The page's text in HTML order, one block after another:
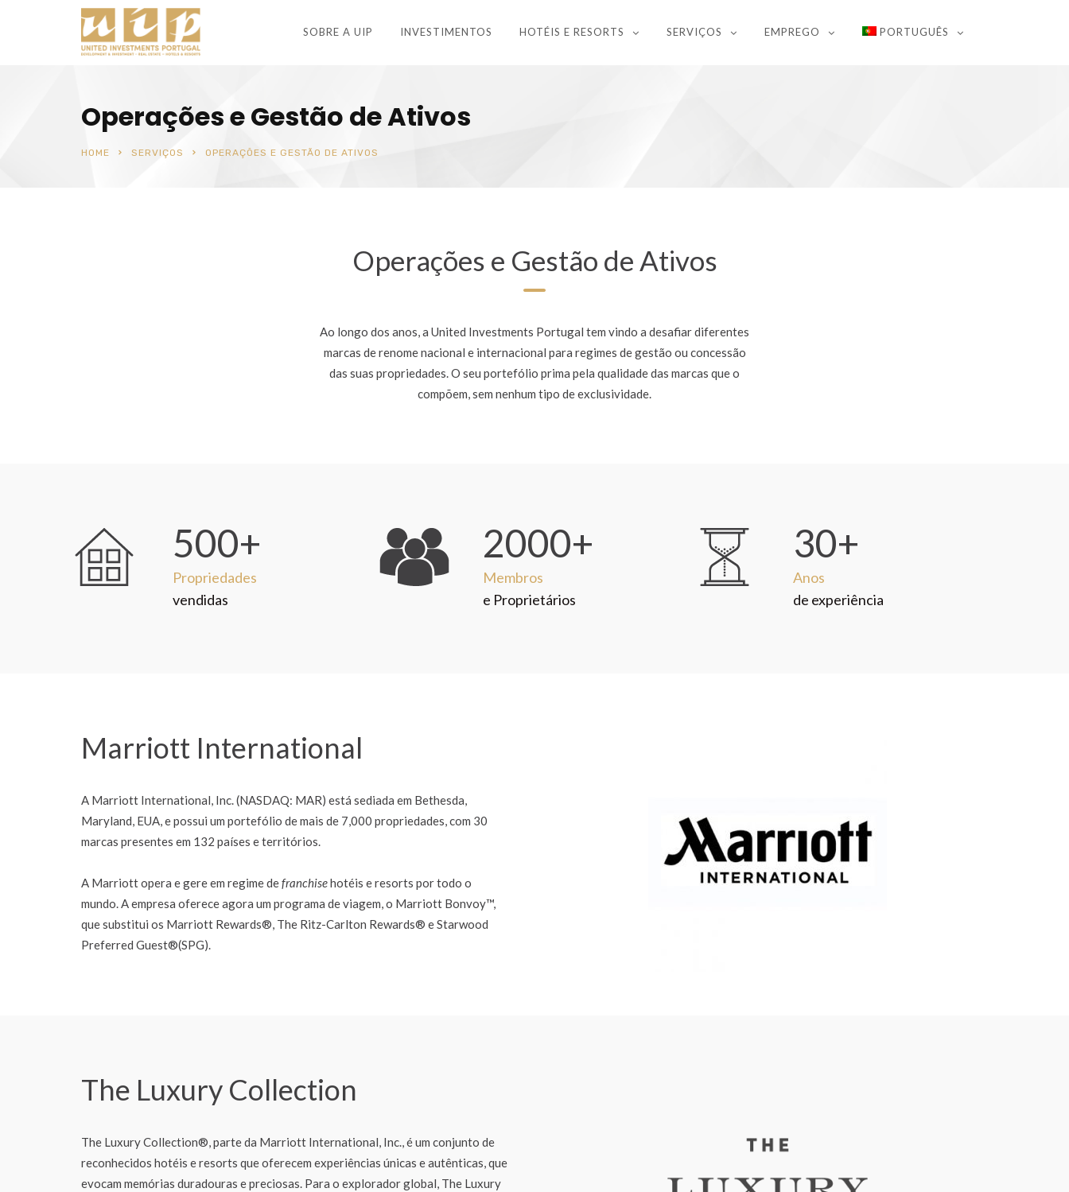
SOBRE A UIP INVESTIMENTOS HOTÉIS E RESORTS SERVIÇOS EMPREGO PORTUGUÊS
Operações e Gestão de Ativos
HOME SERVIÇOS OPERAÇÕES E GESTÃO DE ATIVOS
Operações e Gestão de Ativos
Ao longo dos anos, a United Investments Portugal tem vindo a desafiar diferentes
marcas de renome nacional e internacional para regimes de gestão ou concessão
das suas propriedades. O seu portefólio prima pela qualidade das marcas que o
compõem, sem nenhum tipo de exclusividade.
500+
Propriedades
vendidas
2000+
Membros
e Proprietários
30+
Anos
de experiência
Marriott International
A Marriott International, Inc. (NASDAQ: MAR) está sediada em Bethesda,
Maryland, EUA, e possui um portefólio de mais de 7,000 propriedades, com 30
marcas presentes em 132 países e territórios.
A Marriott opera e gere em regime defranchisehotéis e resorts por todo o
mundo. A empresa oferece agora um programa de viagem, o Marriott Bonvoy™,
que substitui os Marriott Rewards®, The Ritz-Carlton Rewards® e Starwood
Preferred Guest®(SPG).
The Luxury Collection
The Luxury Collection®, parte da Marriott International, Inc., é um conjunto de
reconhecidos hotéis e resorts que oferecem experiências únicas e autênticas, que
evocam memórias duradouras e preciosas. Para o explorador global, The Luxury